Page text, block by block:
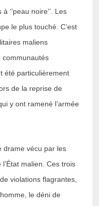
‘’peau noire’’. Les
le plus touché. C’est
maliens
communautés
été particulièrement
de la reprise de
y ont ramené l’armée
drame vécu par les
malien. Ces trois
violations flagrantes,
le déni de